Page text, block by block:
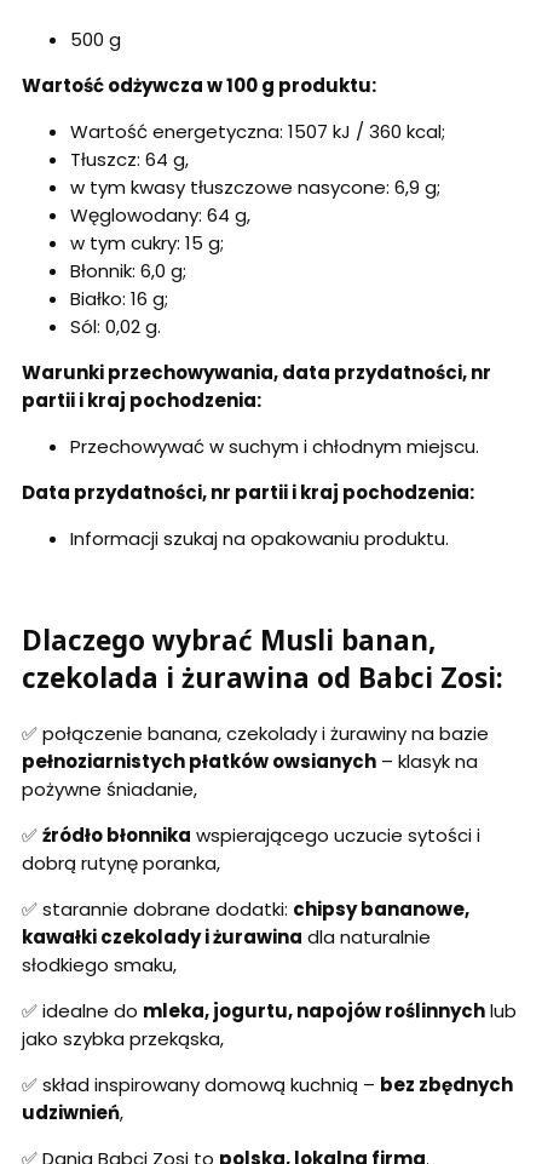
500 g
Wartość odżywcza w 100 g produktu:
Wartość energetyczna: 1507 kJ / 360 kcal;
Tłuszcz: 64 g,
w tym kwasy tłuszczowe nasycone: 6,9 g;
Węglowodany: 64 g,
w tym cukry: 15 g;
Błonnik: 6,0 g;
Białko: 16 g;
Sól: 0,02 g.
Warunki przechowywania, data przydatności, nr
partii i kraj pochodzenia:
Przechowywać w suchym i chłodnym miejscu.
Data przydatności, nr partii i kraj pochodzenia:
Informacji szukaj na opakowaniu produktu.
Dlaczego wybrać Musli banan,
czekolada i żurawina od Babci Zosi:
✅ połączenie banana, czekolady i żurawiny na bazie
pełnoziarnistych płatków owsianych – klasyk na
pożywne śniadanie,
✅źródło błonnika wspierającego uczucie sytości i
dobrą rutynę poranka,
✅ starannie dobrane dodatki: chipsy bananowe,
kawałki czekolady i żurawina dla naturalnie
słodkiego smaku,
✅ idealne do mleka, jogurtu, napojów roślinnychlub
jako szybka przekąska,
✅ skład inspirowany domową kuchnią – bez zbędnych
udziwnień,
✅ Dania Babci Zosi to polska, lokalna firma.